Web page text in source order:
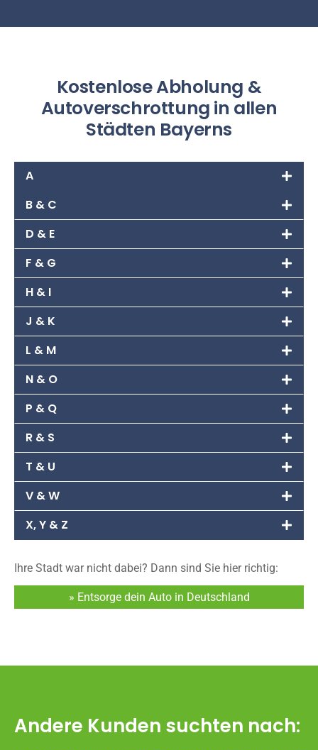
Kostenlose Abholung &
Autoverschrottung in allen
Städten Bayerns
A
B & C
D & E
F & G
H & I
J & K
L & M
N & O
P & Q
R & S
T & U
V & W
X, Y & Z
Ihre Stadt war nicht dabei? Dann sind Sie hier richtig:
» Entsorge dein Auto in Deutschland
Andere Kunden suchten nach: